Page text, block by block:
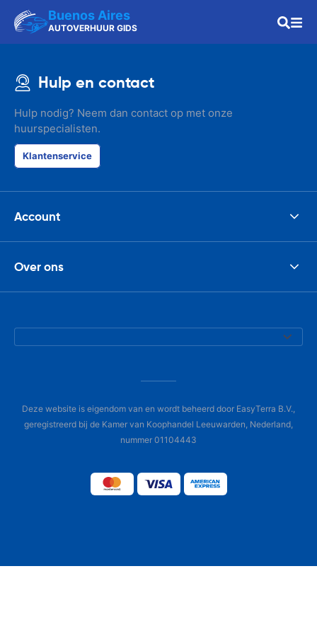
Buenos Aires
AUTOVERHUUR GIDS
Hulp en contact
Hulp nodig? Neem dan contact op met onze
huurspecialisten.
Klantenservice
Account
Over ons
Deze website is eigendom van en wordt beheerd door EasyTerra B.V.,
geregistreerd bij de Kamer van Koophandel Leeuwarden, Nederland,
nummer 01104443